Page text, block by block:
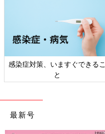
日本外来小児科学会リーフレッ
ト検討会
最新号